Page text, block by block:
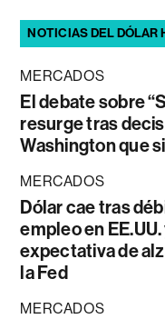
NOTICIAS DEL DÓLAR
MERCADOS
El debate sobre
resurge tras
Washington que
MERCADOS
Dólar cae tras
empleo en
expectativa de
la Fed
MERCADOS